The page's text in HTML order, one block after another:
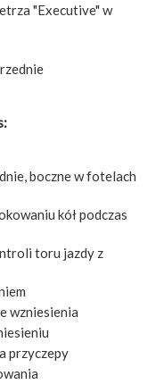
"Executive" w
boczne w fotelach
kół podczas
toru jazdy z
wzniesienia
przyczepy